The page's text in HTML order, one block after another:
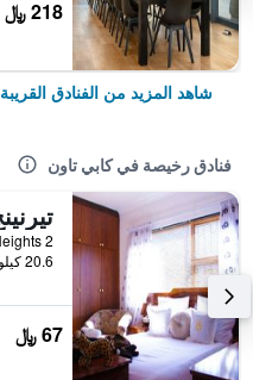
218 ﷼
شاهد المزيد من الفنادق القريبة
فنادق رخيصة في كابي تاون
20.6 كيلومتر عن وسط المدينة
67 ﷼